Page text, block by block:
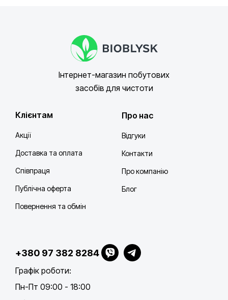
Інтернет-магазин побутових
засобів для чистоти
Клієнтам
Акції
Доставка та оплата
Співпраця
Публічна оферта
Повернення та обмін
Про нас
Відгуки
Контакти
Про компанію
Блог
+380 97 382 8284
Графік роботи:
Пн-Пт 09:00 - 18:00